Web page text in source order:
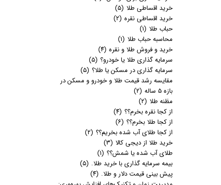
خرید اقساطی طلا (۵)
خرید اقساطی نقره (۲)
حباب طلا (۱)
محاسبه حباب طلا (۱)
خرید و فروش طلا و نقره (۴)
سرمایه گذاری طلا یا خودرو؟ (۵)
سرمایه گذاری در مسکن یا طلا؟ (۵)
مقایسه رشد قیمت طلا و خودرو و مسکن در
بازه 5 ساله
(۲)
مظنه طلا (۲)
از کجا نقره بخرم؟؟ (۴)
از کجا طلا بخرم؟؟ (۶)
از کجا طلای آب شده بخریم؟؟ (۲)
خرید طلا از دیجی کالا (۳)
طلای آب شده یا شمش؟؟ (۱)
بیمه سرمایه گذاری با خرید طلا. (۵)
پیش بینی قیمت دلار و طلا. (۴)